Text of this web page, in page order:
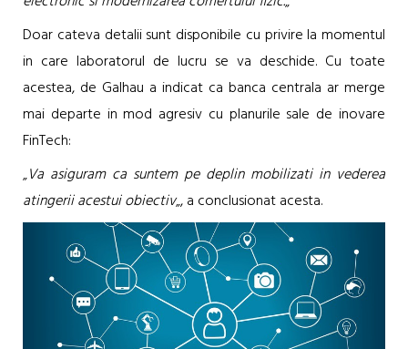
Doar cateva detalii sunt disponibile cu privire la momentul
in care laboratorul de lucru se va deschide. Cu toate
acestea, de Galhau a indicat ca banca centrala ar merge
mai departe in mod agresiv cu planurile sale de inovare
FinTech:
„Va asiguram ca suntem pe deplin mobilizati in vederea
atingerii acestui obiectiv„, a conclusionat acesta.